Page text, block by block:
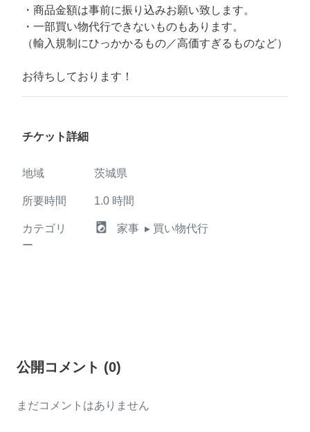
・商品金額は事前に振り込みお願い致します。
・一部買い物代行できないものもあります。
（輸入規制にひっかかるもの／高価すぎるものなど）
お待ちしております！
チケット詳細
地域 茨城県
所要時間 1.0 時間
カテゴリ
ー
local_laundry_service 家事 ▸ 買い物代行
公開コメント (0)
まだコメントはありません